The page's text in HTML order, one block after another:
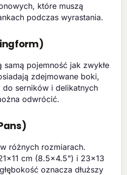
które muszą
podczas wyrastania.
samą pojemność jak zwykłe
zdejmowane boki,
serników i delikatnych
odwrócić.
różnych rozmiarach.
cm (8.5x4.5") i 23x13
oznacza dłuższy